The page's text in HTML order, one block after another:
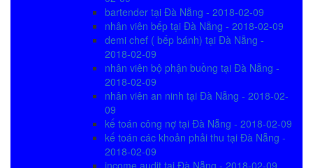
bartender tại Đà Nẵng - 2018-02-09
nhân viên bếp tại Đà Nẵng - 2018-02-09
demi chef ( bếp bánh) tại Đà Nẵng -
2018-02-09
nhân viên bộ phận buồng tại Đà Nẵng -
2018-02-09
nhân viên an ninh tại Đà Nẵng - 2018-02-
09
kế toán công nợ tại Đà Nẵng - 2018-02-09
kế toán các khoản phải thu tại Đà Nẵng -
2018-02-09
income audit tại Đà Nẵng - 2018-02-09